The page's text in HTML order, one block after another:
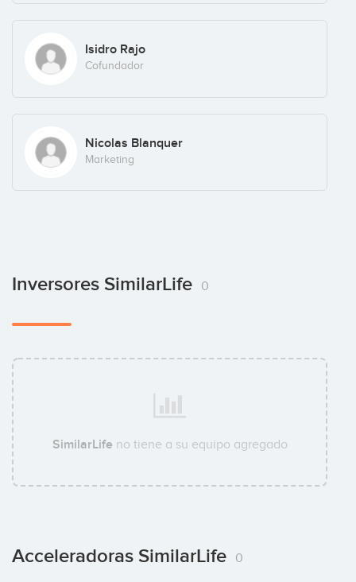
Isidro Rajo
Cofundador
Nicolas Blanquer
Marketing
Inversores SimilarLife 0
SimilarLifeno tiene a su equipo agregado
Acceleradoras SimilarLife 0